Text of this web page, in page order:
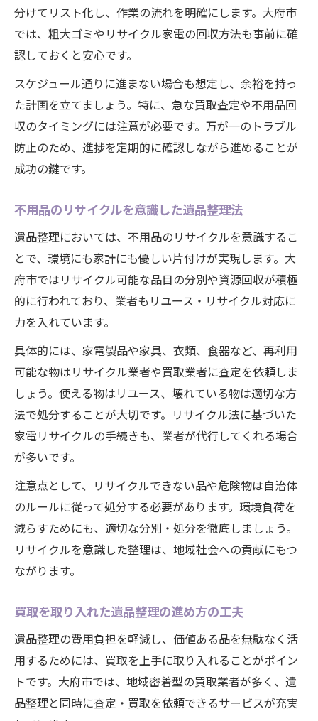
分けてリスト化し、作業の流れを明確にします。大府市
では、粗大ゴミやリサイクル家電の回収方法も事前に確
認しておくと安心です。
スケジュール通りに進まない場合も想定し、余裕を持っ
た計画を立てましょう。特に、急な買取査定や不用品回
収のタイミングには注意が必要です。万が一のトラブル
防止のため、進捗を定期的に確認しながら進めることが
成功の鍵です。
不用品のリサイクルを意識した遺品整理法
遺品整理においては、不用品のリサイクルを意識するこ
とで、環境にも家計にも優しい片付けが実現します。大
府市ではリサイクル可能な品目の分別や資源回収が積極
的に行われており、業者もリユース・リサイクル対応に
力を入れています。
具体的には、家電製品や家具、衣類、食器など、再利用
可能な物はリサイクル業者や買取業者に査定を依頼しま
しょう。使える物はリユース、壊れている物は適切な方
法で処分することが大切です。リサイクル法に基づいた
家電リサイクルの手続きも、業者が代行してくれる場合
が多いです。
注意点として、リサイクルできない品や危険物は自治体
のルールに従って処分する必要があります。環境負荷を
減らすためにも、適切な分別・処分を徹底しましょう。
リサイクルを意識した整理は、地域社会への貢献にもつ
ながります。
買取を取り入れた遺品整理の進め方の工夫
遺品整理の費用負担を軽減し、価値ある品を無駄なく活
用するためには、買取を上手に取り入れることがポイン
トです。大府市では、地域密着型の買取業者が多く、遺
品整理と同時に査定・買取を依頼できるサービスが充実